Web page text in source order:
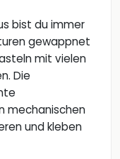
bist du immer
gewappnet
mit vielen
Die
mechanischen
und kleben